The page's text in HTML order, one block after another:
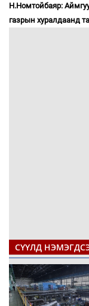
Н.Номтойбаяр:
газрын хуралдаанд
СҮҮЛД